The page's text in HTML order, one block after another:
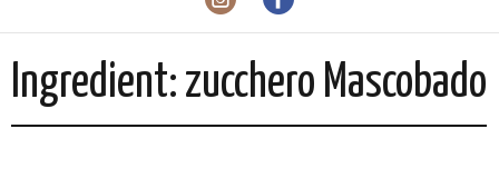
Ingredient: zucchero Mascobado